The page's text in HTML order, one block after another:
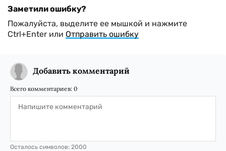
Заметили ошибку?
Пожалуйста, выделите ее мышкой и нажмите
Ctrl+Enter или Отправить ошибку
Добавить комментарий
Всего комментариев: 0
Осталось символов: 2000